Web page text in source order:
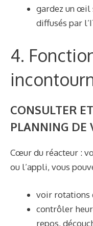
gardez un œil
diffusés par
4.
CONSULTER
PLANNING DE
Cœur du réacteur :
ou l’appli, vous
voir rotations
contrôler
repos,